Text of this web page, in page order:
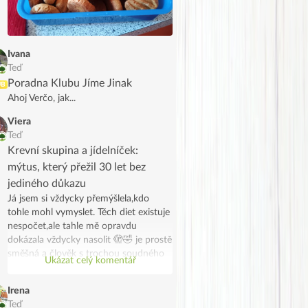
linecké, připomínají mi ho. Ale je
pravda, že běžným strávníkům asi
někomu můžou nechutnat), táta i
brácha říkali, že jsou hořké
Ivana
Teď
Poradna Klubu Jíme Jinak
Ahoj Verčo, jak...
Viera
Teď
Krevní skupina a jídelníček:
mýtus, který přežil 30 let bez
jediného důkazu
Já jsem si vždycky přemýšlela,kdo
tohle mohl vymyslet. Těch diet existuje
nespočet,ale tahle mě opravdu
dokázala vždycky nasolit 🫣🤣 je prostě
směšná a člověk s trochou soudného
rozumu tomu nemůže věřit. Tvoje
máš, co strávíš lépe ani co ti „škodí“.
Ukázat celý komentář
Irena
Teď